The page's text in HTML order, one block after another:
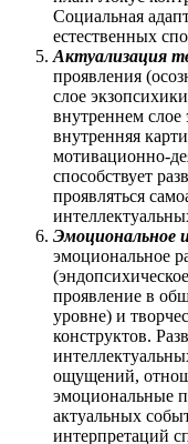
Социальная
естественных
Актуализация
проявления
слое
внутреннем слое
внутренняя
мотивационно-
способствует
проявляться
Эмоциональное
эмоциональное
проявление в
уровне) и
конструктов.
ощущений,
эмоциональные
актуальных
интерпретаций